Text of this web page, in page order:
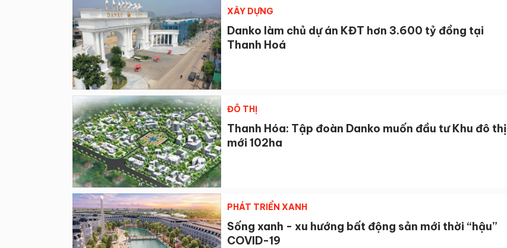
XÂY DỰNG
Danko làm chủ dự án KĐT hơn 3.600 tỷ đồng tại
Thanh Hoá
ĐÔ THỊ
Thanh Hóa: Tập đoàn Danko muốn đầu tư Khu đô thị
mới 102ha
PHÁT TRIỂN XANH
Sống xanh - xu hướng bất động sản mới thời “hậu”
COVID-19